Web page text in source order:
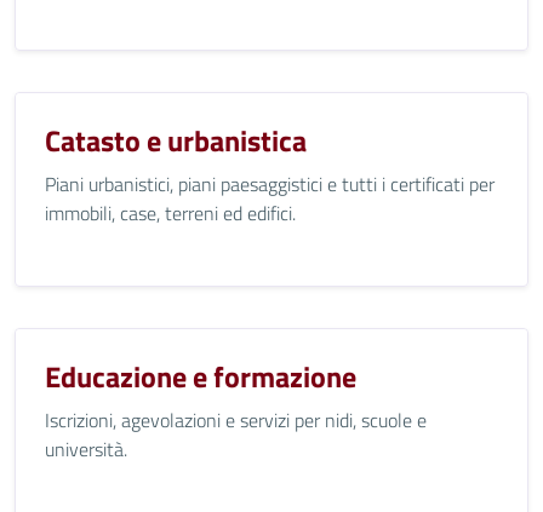
Catasto e urbanistica
Piani urbanistici, piani paesaggistici e tutti i certificati per
immobili, case, terreni ed edifici.
Educazione e formazione
Iscrizioni, agevolazioni e servizi per nidi, scuole e
università.